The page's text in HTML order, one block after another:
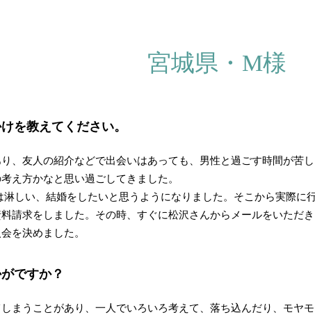
宮城県・M様
を教えてください。
、友人の紹介などで出会いはあっても、男性と過ごす時間が苦
え方かなと思い過ごしてきました。
しい、結婚をしたいと思うようになりました。そこから実際に
請求をしました。その時、すぐに松沢さんからメールをいただ
を決めました。
ですか？
まうことがあり、一人でいろいろ考えて、落ち込んだり、モヤ